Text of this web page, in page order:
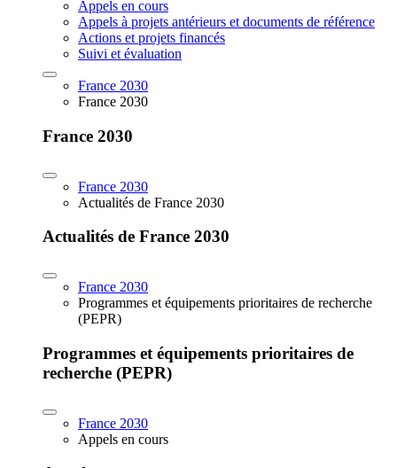
Appels en cours
Appels à projets antérieurs et documents de référence
Actions et projets financés
Suivi et évaluation
France 2030
France 2030
France 2030
France 2030
Actualités de France 2030
Actualités de France 2030
France 2030
Programmes et équipements prioritaires de recherche
(PEPR)
Programmes et équipements prioritaires de
recherche (PEPR)
France 2030
Appels en cours